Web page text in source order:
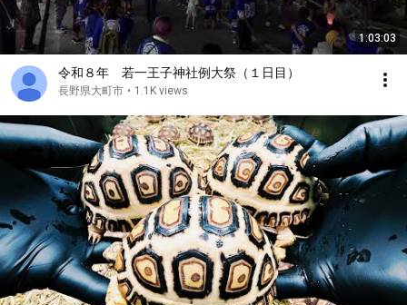
1:03:03
令和８年 若一王子神社例大祭（１日目）
長野県大町市 • 1.1K views